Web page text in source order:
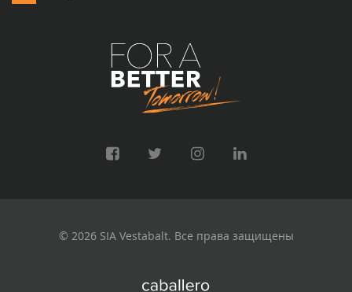
© 2026 SIA Vestabalt. Все права защищены